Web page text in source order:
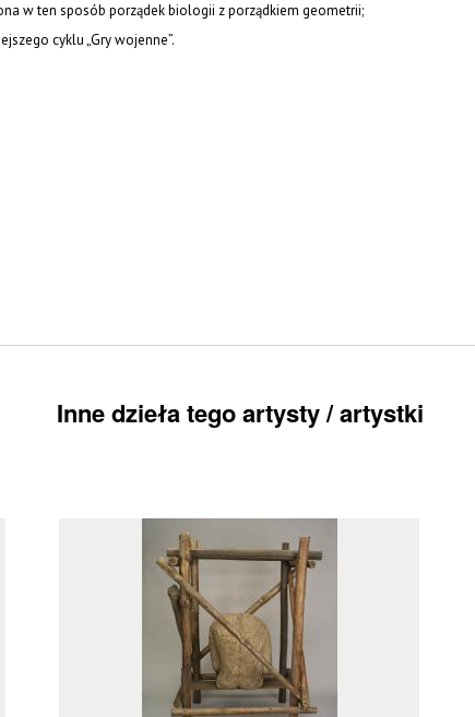
w ten sposób porządek biologii z porządkiem geometrii;
cyklu „Gry wojenne”.
Inne dzieła tego artysty / artystki